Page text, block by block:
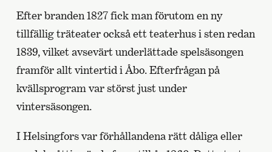
Efter branden 1827 fick man förutom en ny
tillfällig träteater också ett teaterhus i sten redan
1839, vilket avsevärt underlättade spelsäsongen
framför allt vintertid i Åbo. Efterfrågan på
kvällsprogram var störst just under
vintersäsongen.
I Helsingfors var förhållandena rätt dåliga eller